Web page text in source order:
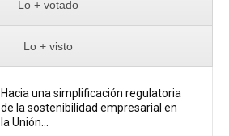
Lo + votado
Lo + visto
Hacia una simplificación regulatoria
de la sostenibilidad empresarial en
la Unión...